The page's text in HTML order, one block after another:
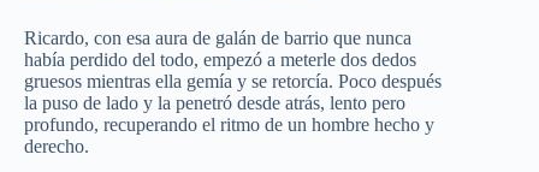
Ricardo, con esa aura de galán de barrio que nunca
había perdido del todo, empezó a meterle dos dedos
gruesos mientras ella gemía y se retorcía. Poco después
la puso de lado y la penetró desde atrás, lento pero
profundo, recuperando el ritmo de un hombre hecho y
derecho.